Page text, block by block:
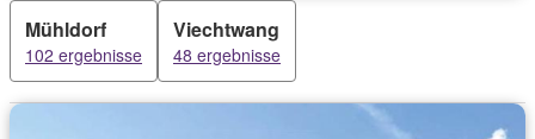
Mühldorf
102 ergebnisse
Viechtwang
48 ergebnisse